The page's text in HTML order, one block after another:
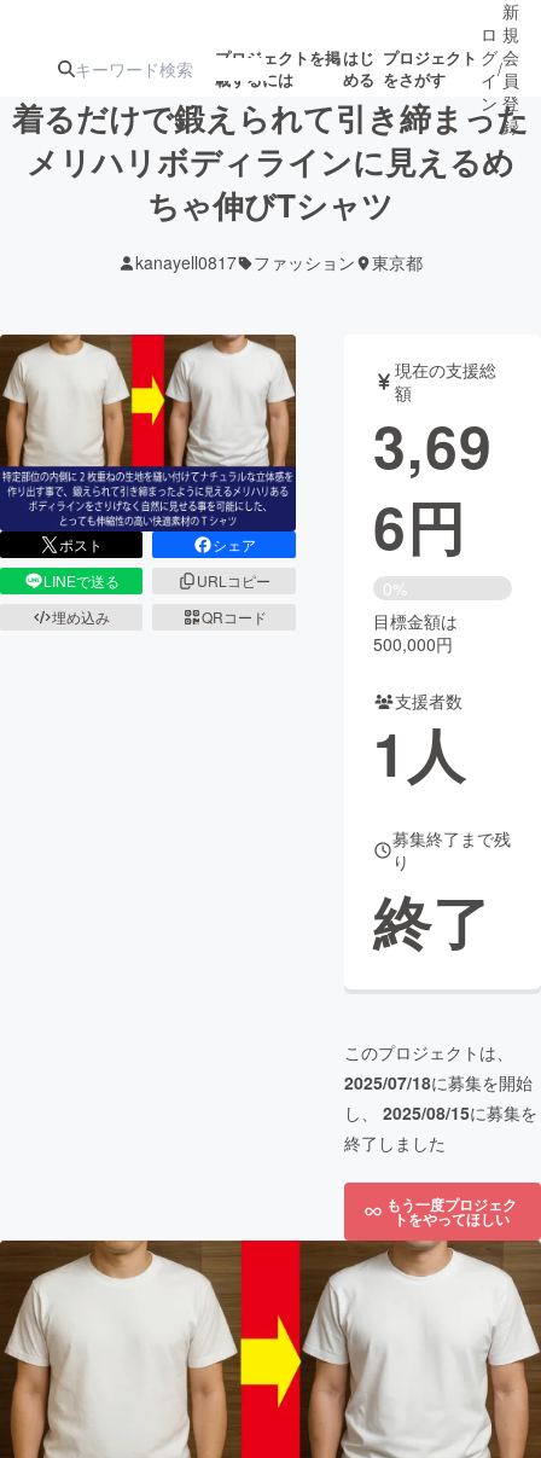
プロジェクトを掲
載するには
はじ
める
プロジェクト
をさがす
注目のリ 注目の新着プロ募集終了が近いプ
テクノロジー・ガジェット
映像・映画 書籍・雑誌
ビジネス・起業 チャレンジ
まちづくり・地域活性化
CAMPFIRE Creation
コミュニティ
ロ
グ
イ
ン
/
新
規
会
員
登
録
着るだけで鍛えられて引き締まった
メリハリボディラインに見えるめ
ちゃ伸びTシャツ
kanayell0817 ファッション 東京都
ポスト
シェア
LINEで送る
URLコピー
埋め込み
QRコード
現在の支援総
額
3,69
6円
0%
目標金額は
500,000円
支援者数
1人
募集終了まで残
り
終了
このプロジェクトは、
2025/07/18に募集を開始
し、 2025/08/15に募集を
終了しました
もう一度プロジェク
トをやってほしい